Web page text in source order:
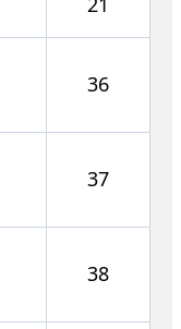
36
37
38